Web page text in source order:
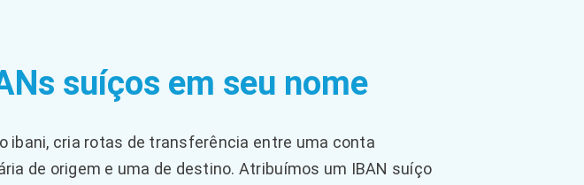
suíços em seu nome
ibani, cria rotas de transferência entre uma conta
de origem e uma de destino. Atribuímos um IBAN suíço